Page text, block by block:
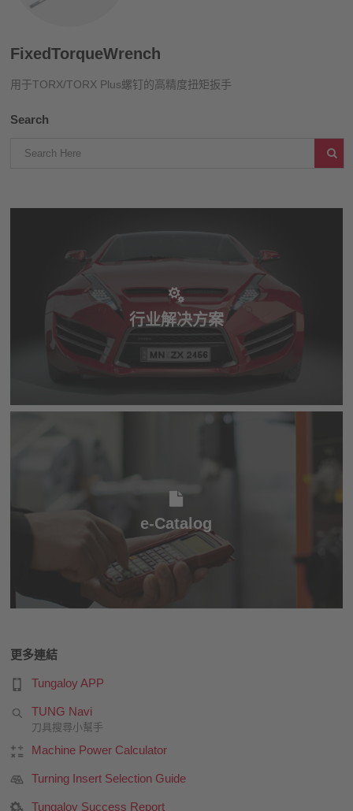
FixedTorqueWrench
用于TORX/TORX Plus螺钉的高精度扭矩扳手
Search
行业解决方案
行业解决方案
e-Catalog
电子目录
更多連結
Tungaloy APP
TUNG Navi
刀具搜尋小幫手
Machine Power Calculator
Turning Insert Selection Guide
Tungaloy Success Report